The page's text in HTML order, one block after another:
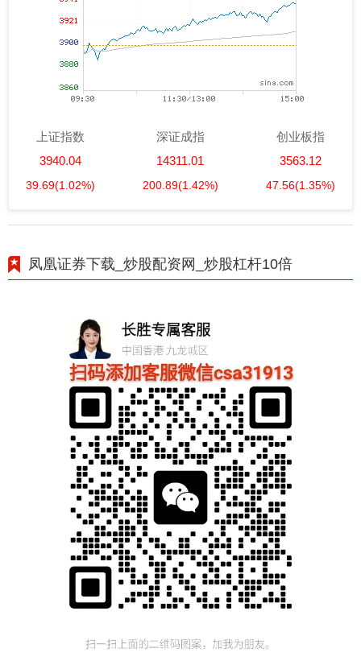
上证指数
3940.04
39.69(1.02%)
深证成指
14311.01
200.89(1.42%)
创业板指
3563.12
47.56(1.35%)
凤凰证券下载_炒股配资网_炒股杠杆10倍